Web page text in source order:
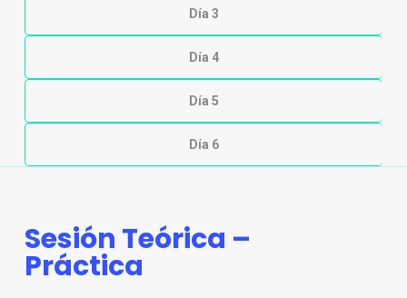
Día 3
Día 4
Día 5
Día 6
Sesión Teórica –
Práctica